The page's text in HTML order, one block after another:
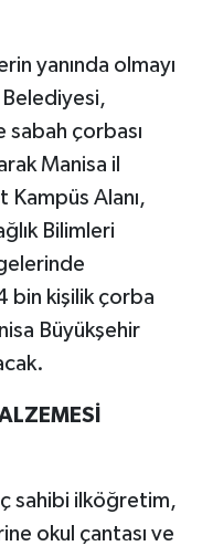
yanında olmayı
Belediyesi,
çorbası
Manisa il
Alanı,
Bilimleri
bin kişilik çorba
Büyükşehir
sahibi ilköğretim,
okul çantası ve